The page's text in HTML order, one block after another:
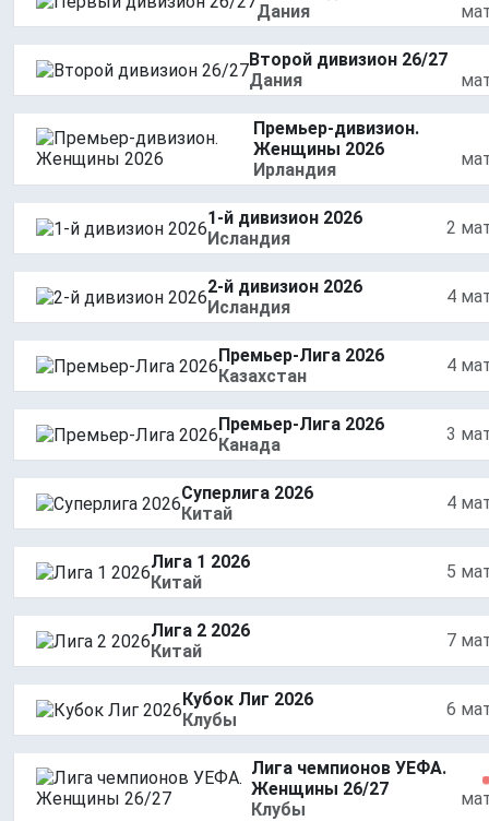
Дания
Второй дивизион 26/27
Дания
Премьер-дивизион.
Женщины 2026
Ирландия
1-й дивизион 2026
Исландия
2
2-й дивизион 2026
Исландия
4
Премьер-Лига 2026
Казахстан
4
Премьер-Лига 2026
Канада
3
Суперлига 2026
Китай
4
Лига 1 2026
Китай
5
Лига 2 2026
Китай
7
Кубок Лиг 2026
Клубы
6
Лига чемпионов УЕФА.
Женщины 26/27
Клубы